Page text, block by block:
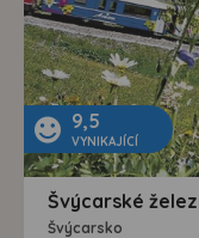
9,5
VYNIKAJÍCÍ
Švýcarské
Švýcarsko